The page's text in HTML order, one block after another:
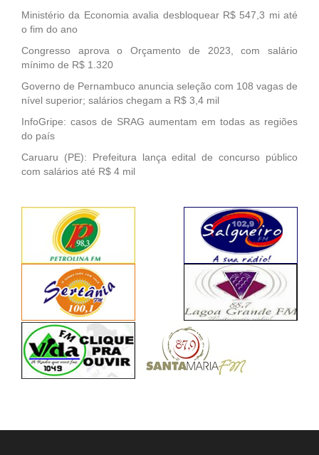
Ministério da Economia avalia desbloquear R$ 547,3 mi até
o fim do ano
Congresso aprova o Orçamento de 2023, com salário
mínimo de R$ 1.320
Governo de Pernambuco anuncia seleção com 108 vagas de
nível superior; salários chegam a R$ 3,4 mil
InfoGripe: casos de SRAG aumentam em todas as regiões
do país
Caruaru (PE): Prefeitura lança edital de concurso público
com salários até R$ 4 mil